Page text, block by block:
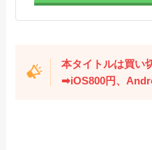
本タイトルは買い
➡iOS800円、